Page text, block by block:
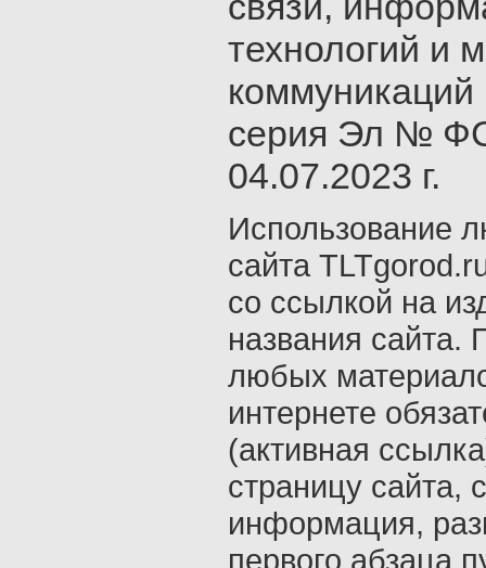
технологий и
серия Эл №
04.07.2023 г.
Использование
сайта
со ссылкой на
названия сайта.
любых
интернете
(активная
страницу сайта,
информация,
первого абзаца